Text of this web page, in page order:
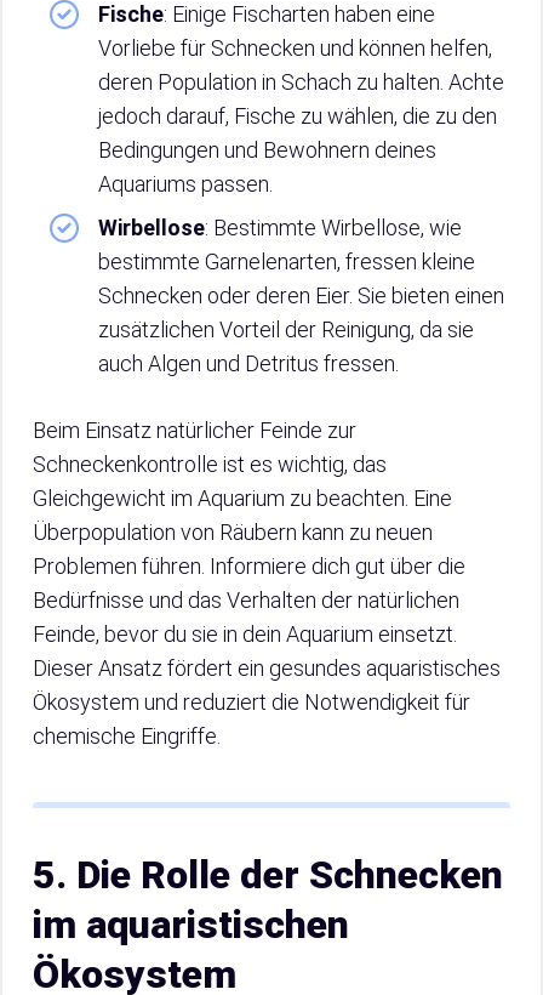
Fische: Einige Fischarten haben eine
Vorliebe für Schnecken und können helfen,
deren Population in Schach zu halten. Achte
jedoch darauf, Fische zu wählen, die zu den
Bedingungen und Bewohnern deines
Aquariums passen.
Wirbellose: Bestimmte Wirbellose, wie
bestimmte Garnelenarten, fressen kleine
Schnecken oder deren Eier. Sie bieten einen
zusätzlichen Vorteil der Reinigung, da sie
auch Algen und Detritus fressen.
Beim Einsatz natürlicher Feinde zur
Schneckenkontrolle ist es wichtig, das
Gleichgewicht im Aquarium zu beachten. Eine
Überpopulation von Räubern kann zu neuen
Problemen führen. Informiere dich gut über die
Bedürfnisse und das Verhalten der natürlichen
Feinde, bevor du sie in dein Aquarium einsetzt.
Dieser Ansatz fördert ein gesundes aquaristisches
Ökosystem und reduziert die Notwendigkeit für
chemische Eingriffe.
5. Die Rolle der Schnecken
im aquaristischen
Ökosystem